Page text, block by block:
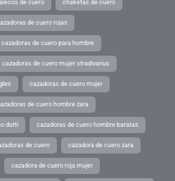
de cuero chaketas de cuero
de cuero rojas
cazadoras de cuero para hombre
cazadoras de cuero mujer stradivarius
cazadoras de cuero mujer
de cuero hombre zara
dutti cazadoras de cuero hombre baratas
de cuero cazadora de cuero zara
cazadora de cuero roja mujer